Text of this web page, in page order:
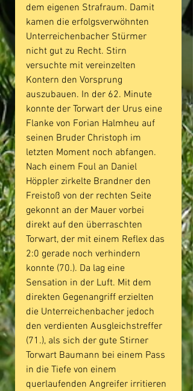
dem eigenen Strafraum. Damit
kamen die erfolgsverwöhnten
Unterreichenbacher Stürmer
nicht gut zu Recht. Stirn
versuchte mit vereinzelten
Kontern den Vorsprung
auszubauen. In der 62. Minute
konnte der Torwart der Urus eine
Flanke von Forian Halmheu auf
seinen Bruder Christoph im
letzten Moment noch abfangen.
Nach einem Foul an Daniel
Höppler zirkelte Brandner den
Freistoß von der rechten Seite
gekonnt an der Mauer vorbei
direkt auf den überraschten
Torwart, der mit einem Reflex das
2:0 gerade noch verhindern
konnte (70.). Da lag eine
Sensation in der Luft. Mit dem
direkten Gegenangriff erzielten
die Unterreichenbacher jedoch
den verdienten Ausgleichstreffer
(71.), als sich der gute Stirner
Torwart Baumann bei einem Pass
in die Tiefe von einem
querlaufenden Angreifer irritieren